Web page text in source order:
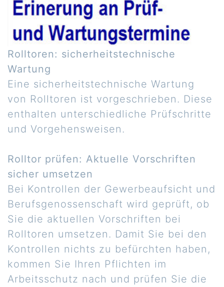
Rolltoren: sicherheitstechnische
Wartung
Eine sicherheitstechnische Wartung
von Rolltoren ist vorgeschrieben. Diese
enthalten unterschiedliche Prüfschritte
und Vorgehensweisen.
Rolltor prüfen: Aktuelle Vorschriften
sicher umsetzen
Bei Kontrollen der Gewerbeaufsicht und
Berufsgenossenschaft wird geprüft, ob
Sie die aktuellen Vorschriften bei
Rolltoren umsetzen. Damit Sie bei den
Kontrollen nichts zu befürchten haben,
kommen Sie Ihren Pflichten im
Arbeitsschutz nach und prüfen Sie die